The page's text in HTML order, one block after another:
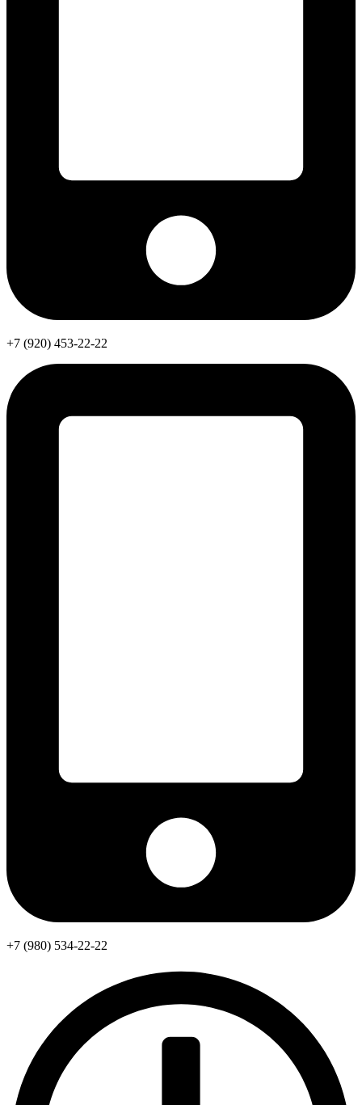
+7 (920) 453-22-22
+7 (980) 534-22-22